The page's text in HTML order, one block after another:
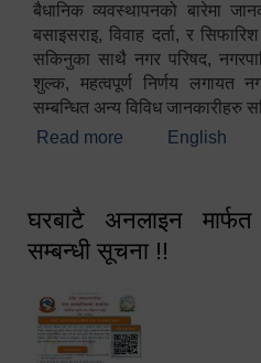
बैधानिक व्यवस्थापनको बारेमा
बसाइसराइ, विवाह दर्ता, र
सकिनुका साथै नगर परिषद,
शुल्क, महत्वपूर्ण निर्णय लगायत
सम्बन्धित अन्य विविध जानकारीहरु
Read more about स्वागतम!!!
English
घरबाटै अनलाइन मार्फत
सम्बन्धी सूचना !!